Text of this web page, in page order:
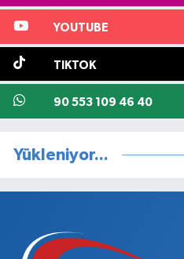
YOUTUBE
TIKTOK
90 553 109 46 40
Yükleniyor...